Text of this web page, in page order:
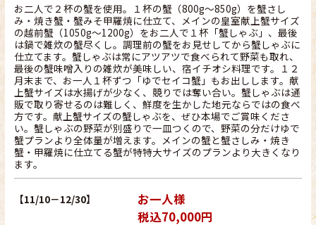
お二人で２杯の蟹を使用。１杯の蟹（800g～850g）を蟹さし
み・焼き蟹・蟹みそ甲羅焼に仕立て、メインの皇室献上蟹サイズ
の越前蟹（1050g～1200g）をお二人で１杯「蟹しゃぶ」、最後
は鍋で雑炊の蟹尽くし。調理前の蟹をお見せしてから蟹しゃぶに
仕立てます。蟹しゃぶは常にアツアツで食べられて野菜も取れ、
最後の蟹味噌入りの雑炊が美味しい、宿イチオシ料理です。１２
月末まで、お一人１杯ずつ「ゆでセイコ蟹」もお出しします。献
上蟹サイズは水揚げが少なく、競りでは奪い合い。蟹しゃぶは通
販で取り寄せるのは難しく、鮮度を生かした地元ならではの食べ
方です。献上蟹サイズの蟹しゃぶを、ぜひ本場でご賞味くださ
い。蟹しゃぶの野菜が別盛りで一皿つくので、野菜の分だけゆで
蟹プランより全体量が増えます。メインの蟹と蟹さしみ・焼き
蟹・甲羅焼に仕立てる蟹が特特大サイズのプランより大きくなり
ます。
【11/10－12/30】
お一人様
税込70,000円